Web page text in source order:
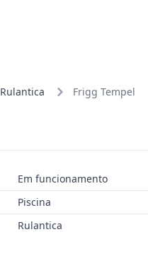
Rulantica Frigg Tempel
Em funcionamento
Piscina
Rulantica